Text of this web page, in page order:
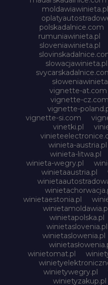
moldawiawinieta.pl
polskadalnice.com
rumuniawinieta.pl
sloveniawinieta.pl
slowacjawinieta.pl
vignette-at.com
vignette-cz.com
vignette-
vignette-si.com
vinetki.pl
winieta-austria.pl
winieta-litwa.pl
winieta-wegry.pl
winietaaustria.pl
winietaestonia.pl
winietapolska.pl
winietaslovenia.pl
winietaslowenia.pl
winietomat.pl
winietywegry.pl
winietyzakup.pl